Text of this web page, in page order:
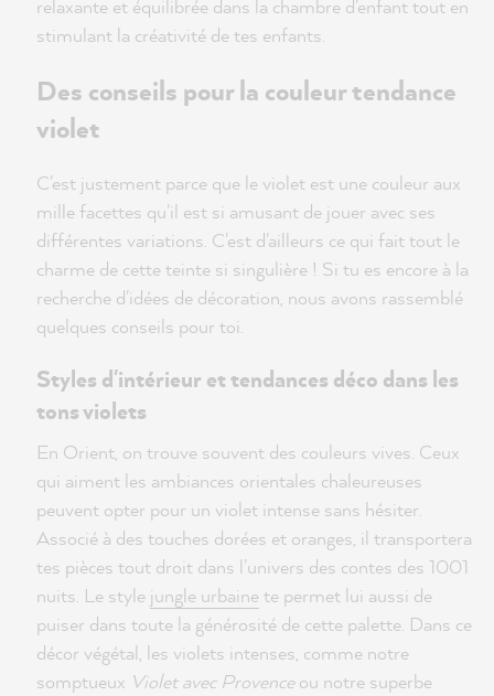
relaxante et équilibrée dans la chambre d'enfant tout en
stimulant la créativité de tes enfants.
Des conseils pour la couleur tendance
violet
C'est justement parce que le violet est une couleur aux
mille facettes qu'il est si amusant de jouer avec ses
différentes variations. C'est d'ailleurs ce qui fait tout le
charme de cette teinte si singulière ! Si tu es encore à la
recherche d'idées de décoration, nous avons rassemblé
quelques conseils pour toi.
Styles d'intérieur et tendances déco dans les
tons violets
En Orient, on trouve souvent des couleurs vives. Ceux
qui aiment les ambiances orientales chaleureuses
peuvent opter pour un violet intense sans hésiter.
Associé à des touches dorées et oranges, il transportera
tes pièces tout droit dans l'univers des contes des 1001
nuits. Le style jungle urbainete permet lui aussi de
puiser dans toute la générosité de cette palette. Dans ce
décor végétal, les violets intenses, comme notre
somptueux Violet avec Provenceou notre superbe